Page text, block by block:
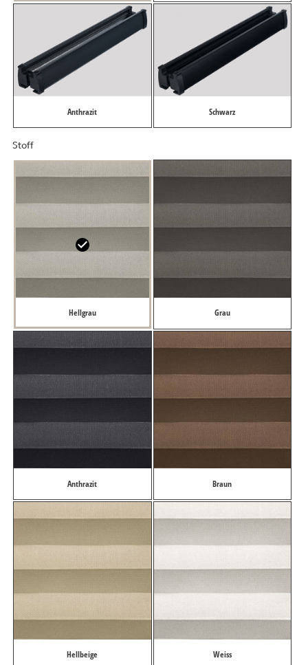
Anthrazit Schwarz
Stoff
Hellgrau Grau
Anthrazit Braun
Hellbeige Weiss